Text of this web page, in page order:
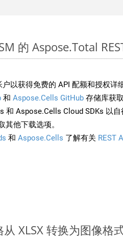
的 Aspose.Total
以获得免费的 API 配额和授权详
和 Aspose.Cells GitHub 存储库获
和 Aspose.Cells Cloud SDKs 以
其他下载选项。
和 Aspose.Cells 了解有关 REST
XLSX 转换为图像格